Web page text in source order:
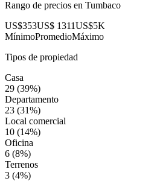
Rango de precios en Tumbaco
US$353US$ 1311US$5K
MínimoPromedioMáximo
Tipos de propiedad
Casa
29 (39%)
Departamento
23 (31%)
Local comercial
10 (14%)
Oficina
6 (8%)
Terrenos
3 (4%)